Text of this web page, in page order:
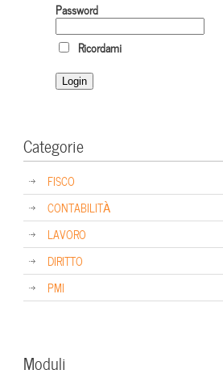
Password
Ricordami
Categorie
FISCO
CONTABILITÀ
LAVORO
DIRITTO
PMI
Moduli